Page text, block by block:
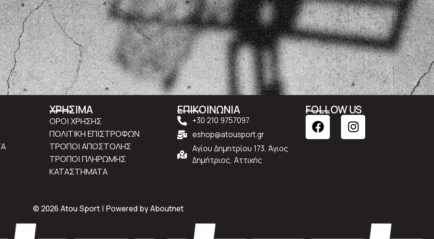
ΧΡΗΣΙΜΑ
ΟΡΟΙ ΧΡΗΣΗΣ
ΠΟΛΙΤΙΚΗ ΕΠΙΣΤΡΟΦΩΝ
ΤΡΟΠΟΙ ΑΠΟΣΤΟΛΗΣ
ΤΡΟΠΟΙ ΠΛΗΡΩΜΗΣ
ΚΑΤΑΣΤΗΜΑΤΑ
ΕΠΙΚΟΙΝΩΝΙΑ
+30 210 9757097
eshop@atousport.gr
Αγίου Δημητρίου 173, Άγιος
Δημήτριος, Αττικής
FOLLOW US
© 2026 Atou Sport | Powered byAboutnet